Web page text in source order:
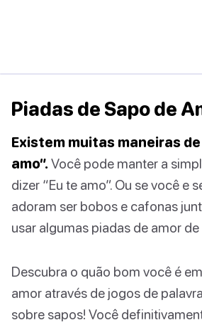
Piadas de Sapo de
Existem muitas maneiras
amo”. Você pode manter a
dizer “Eu te amo”. Ou se você e
adoram ser bobos e cafonas
usar algumas piadas de amor de
Descubra o quão bom você é
amor através de jogos de
sobre sapos! Você